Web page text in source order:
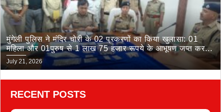
मुंगेली पुलिस ने मंदिर चोरी के 02 प्रकरणों का किया खुलासा: 01
महिला और 01पुरुष से 1 लाख 75 हजार रूपये के आभूषण जप्त कर
भेजा जेल
July 21, 2026
RECENT POSTS